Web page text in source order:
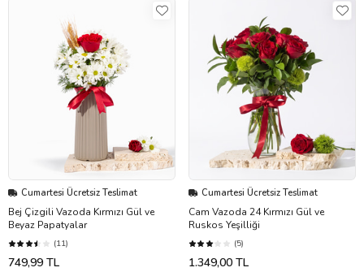
Cumartesi Ücretsiz Teslimat
Bej Çizgili Vazoda Kırmızı Gül ve
Beyaz Papatyalar
(11)
749,99 TL
Cumartesi Ücretsiz Teslimat
Cam Vazoda 24 Kırmızı Gül ve
Ruskos Yeşilliği
(5)
1.349,00 TL